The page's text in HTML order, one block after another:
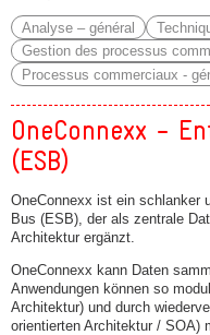
Analyse – général
Gestion des processus
Processus commerciaux -
OneConnexx -
(ESB)
OneConnexx ist ein schlanker
Bus (ESB), der als zentrale
Architektur ergänzt.
OneConnexx kann Daten
Anwendungen können so
Architektur) und durch
orientierten Architektur / SOA)